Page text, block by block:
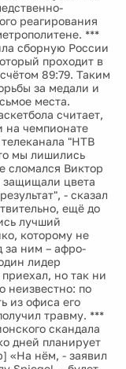
реагирования
***
сборную России
проходит в
89:79. Таким
за медали и
места.
считает,
на чемпионате
"НТВ
мы лишились
сломался Виктор
защищали цвета
- сказал
ещё до
лучший
которому не
за ним – афро-
лидер
но так ни
неизвестно: по
из офиса его
травму. ***
скандала
дней планирует
«На нём, - заявил